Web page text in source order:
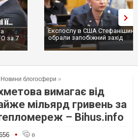
за 7
Експослу в США
обрали запобіжний захід
Новини блогосфери »
вимагає від
мільярд гривень за
– Bihus.info
• 0